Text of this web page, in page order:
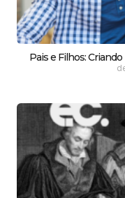
Pais e Filhos: